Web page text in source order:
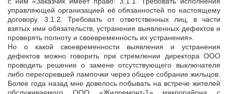
управляющей организацией её обязанностей по настоящему
договору. 3.1.2. Требовать от ответственных лиц, в части
взятых ими обязательств, устранения выявленных дефектов и
проверять полноту и своевременность их устранения».
Но о какой своевременности выявления и устранения
дефектов можно говорить при стремлении директора ООО
проводить решение о замене отсутствующего выключателя
либо перегоревшей лампочки через общее собрание жильцов.
Более года назад мне довелось побывать на встрече жителей